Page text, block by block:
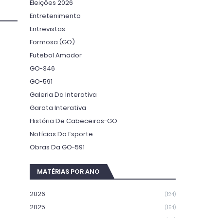
Eleições 2026
Entretenimento
Entrevistas
Formosa (GO)
Futebol Amador
GO-346
GO-591
Galeria Da Interativa
Garota Interativa
História De Cabeceiras-GO
Notícias Do Esporte
Obras Da GO-591
MATÉRIAS POR ANO
2026 (124)
2025 (154)